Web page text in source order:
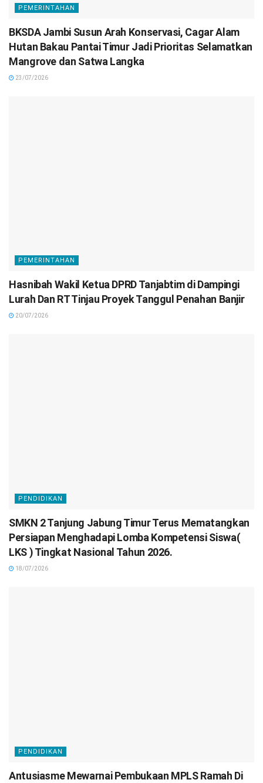
PEMERINTAHAN
BKSDA Jambi Susun Arah Konservasi, Cagar Alam
Hutan Bakau Pantai Timur Jadi Prioritas Selamatkan
Mangrove dan Satwa Langka
23/07/2026
PEMERINTAHAN
Hasnibah Wakil Ketua DPRD Tanjabtim di Dampingi
Lurah Dan RT Tinjau Proyek Tanggul Penahan Banjir
20/07/2026
PENDIDIKAN
SMKN 2 Tanjung Jabung Timur Terus Mematangkan
Persiapan Menghadapi Lomba Kompetensi Siswa(
LKS ) Tingkat Nasional Tahun 2026.
18/07/2026
PENDIDIKAN
Antusiasme Mewarnai Pembukaan MPLS Ramah Di